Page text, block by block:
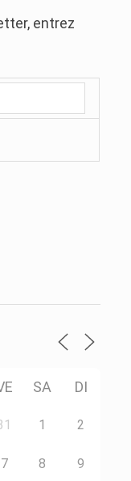
entrez
SA DI
1 2
7 8 9